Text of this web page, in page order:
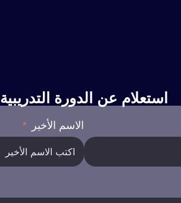
استعلام عن الدورة التدريبية
الاسم الأخير